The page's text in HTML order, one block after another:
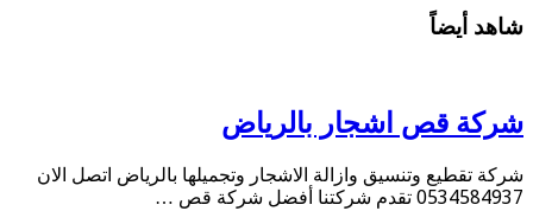
شاهد أيضاً
شركة قص اشجار بالرياض
شركة تقطيع وتنسيق وازالة الاشجار وتجميلها بالرياض اتصل الان
0534584937 تقدم شركتنا أفضل شركة قص …